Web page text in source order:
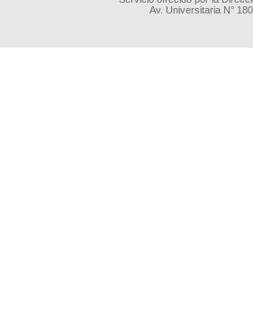
Av. Universitaria N°